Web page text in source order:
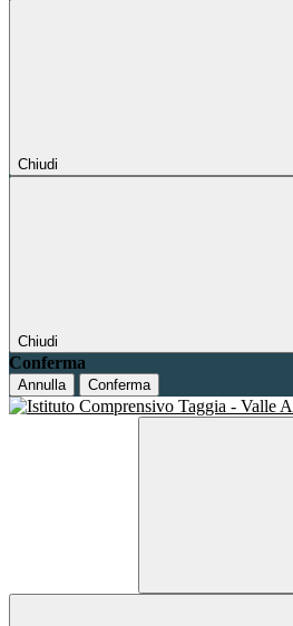
Chiudi
Chiudi
Conferma
Annulla Conferma